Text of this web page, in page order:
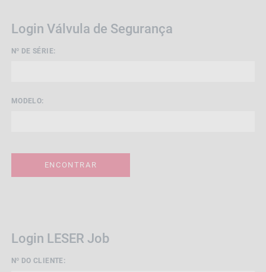
Login Válvula de Segurança
Nº DE SÉRIE:
MODELO:
ENCONTRAR
Login LESER Job
Nº DO CLIENTE: